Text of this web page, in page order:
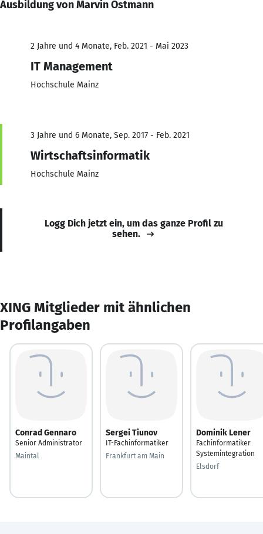
Ausbildung von Marvin Ostmann
2 Jahre und 4 Monate, Feb. 2021 - Mai 2023
IT Management
Hochschule Mainz
3 Jahre und 6 Monate, Sep. 2017 - Feb. 2021
Wirtschaftsinformatik
Hochschule Mainz
Logg Dich jetzt ein, um das ganze Profil zu
sehen.
XING Mitglieder mit ähnlichen
Profilangaben
Conrad Gennaro
Senior Administrator
Maintal
Sergei Tiunov
IT-Fachinformatiker
Frankfurt am Main
Dominik Lener
Fachinformatiker
Systemintegration
Elsdorf